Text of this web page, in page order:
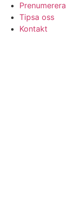
Prenumerera
Tipsa oss
Kontakt